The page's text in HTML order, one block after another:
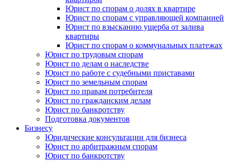
Юрист по спорам о долях в квартире
Юрист по спорам с управляющей компанией
Юрист по взысканию ущерба от залива
квартиры
Юрист по спорам о коммунальных платежах
Юрист по трудовым спорам
Юрист по делам о наследстве
Юрист по работе с судебными приставами
Юрист по земельным спорам
Юрист по правам потребителя
Юрист по гражданским делам
Юрист по банкротству
Подготовка документов
Бизнесу
Юридические консультации для бизнеса
Юрист по арбитражным спорам
Юрист по банкротству